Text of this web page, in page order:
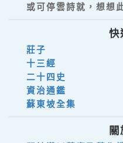
或可停雲詩就，想想
快
莊子
十三經
二十四史
資治通鑑
蘇東坡全集
關